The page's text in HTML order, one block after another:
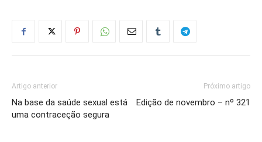
Artigo anterior
Na base da saúde sexual está
uma contraceção segura
Próximo artigo
Edição de novembro – nº 321